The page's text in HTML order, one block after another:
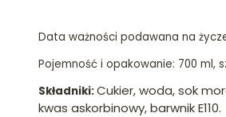
Data ważności podawana na
Pojemność i opakowanie: 700 ml,
Składniki:Cukier, woda, sok
kwas askorbinowy, barwnik E110.